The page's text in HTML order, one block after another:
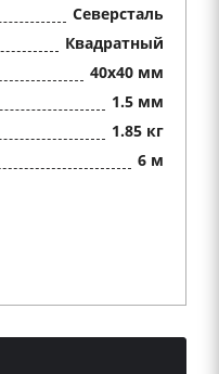
Северсталь
Квадратный
40x40 мм
1.5 мм
1.85 кг
6 м